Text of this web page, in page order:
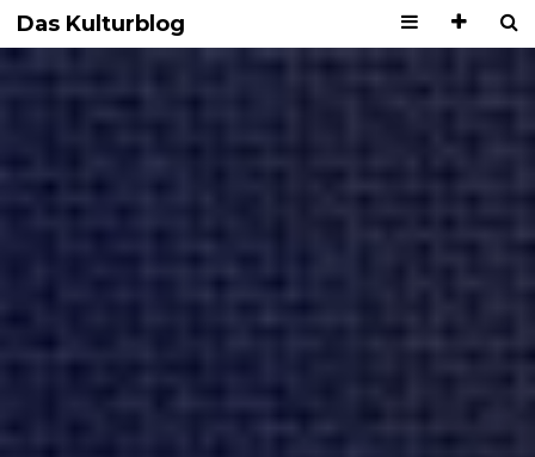
Das Kulturblog